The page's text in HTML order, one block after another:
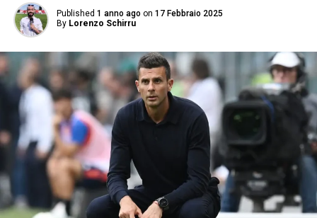
Published 1 anno ago on 17 Febbraio 2025
By Lorenzo Schirru